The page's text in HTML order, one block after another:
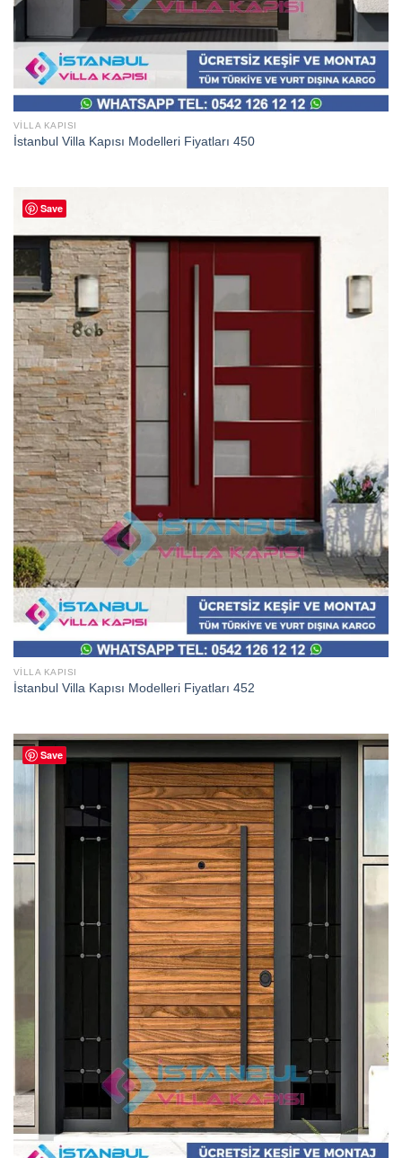
VILLA KAPISI
İstanbul Villa Kapısı Modelleri Fiyatları 450
Save
VILLA KAPISI
İstanbul Villa Kapısı Modelleri Fiyatları 452
Save